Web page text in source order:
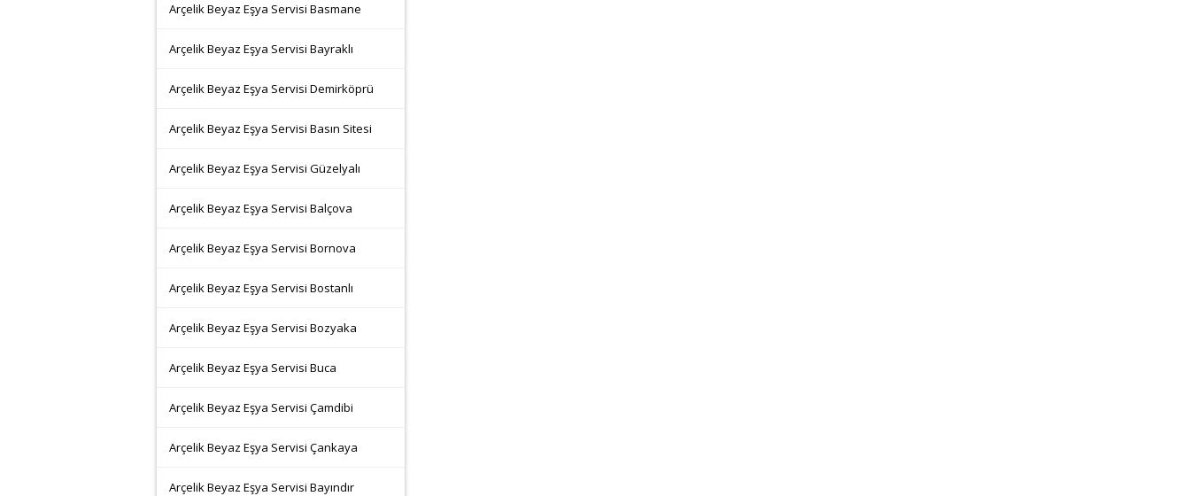
Arçelik Beyaz Eşya Servisi Basmane
Arçelik Beyaz Eşya Servisi Bayraklı
Arçelik Beyaz Eşya Servisi Demirköprü
Arçelik Beyaz Eşya Servisi Basın Sitesi
Arçelik Beyaz Eşya Servisi Güzelyalı
Arçelik Beyaz Eşya Servisi Balçova
Arçelik Beyaz Eşya Servisi Bornova
Arçelik Beyaz Eşya Servisi Bostanlı
Arçelik Beyaz Eşya Servisi Bozyaka
Arçelik Beyaz Eşya Servisi Buca
Arçelik Beyaz Eşya Servisi Çamdibi
Arçelik Beyaz Eşya Servisi Çankaya
Arçelik Beyaz Eşya Servisi Bayındır